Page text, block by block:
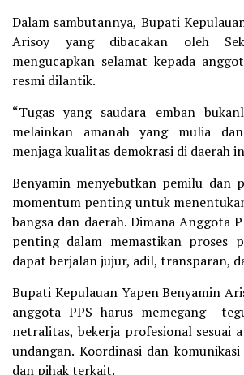
Dalam sambutannya, Bupati
Arisoy yang dibacakan oleh
mengucapkan selamat kepada
resmi dilantik.
“Tugas yang saudara emban
melainkan amanah yang mulia
menjaga kualitas demokrasi di daerah
Benyamin menyebutkan pemilu dan
momentum penting untuk
bangsa dan daerah. Dimana Anggota
penting dalam memastikan proses
dapat berjalan jujur, adil, transparan,
Bupati Kepulauan Yapen Benyamin
anggota PPS harus memegang
netralitas, bekerja profesional sesuai
undangan. Koordinasi dan
dan pihak terkait.